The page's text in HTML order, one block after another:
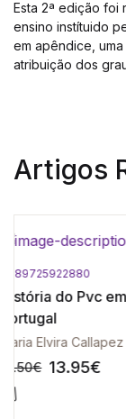
Esta 2ª edição
ensino instítuido
em apêndice,
atribuição dos
Artigos
9789725920961
Laboratório
Química
Escola
Lisboa
Ana Luísa
15.00€ 13.50